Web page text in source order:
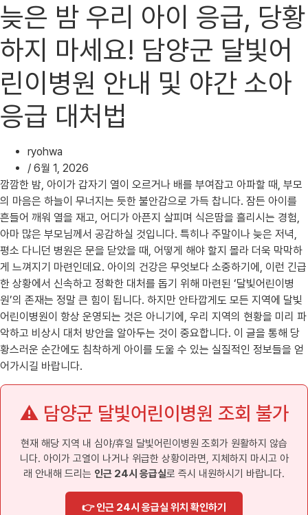
늦은 밤 우리 아이 응급, 당황
하지 마세요! 담양군 달빛어
린이병원 안내 및 야간 소아
응급 대처법
ryohwa
/ 6월 1, 2026
깜깜한 밤, 아이가 갑자기 열이 오르거나 배를 부여잡고 아파할 때, 부모
의 마음은 하늘이 무너지는 듯한 불안감으로 가득 찹니다. 잠든 아이를
흔들어 깨워 열을 재고, 어디가 아픈지 살피며 식은땀을 흘리시는 경험,
아마 많은 부모님께서 공감하실 것입니다. 특히나 주말이나 늦은 저녁,
평소 다니던 병원은 문을 닫았을 때, 어떻게 해야 할지 몰라 더욱 막막하
게 느껴지기 마련인데요. 아이의 건강은 무엇보다 소중하기에, 이런 긴급
한 상황에서 신속하고 정확한 대처를 돕기 위해 마련된 ‘달빛어린이병
원’의 존재는 정말 큰 힘이 됩니다. 하지만 안타깝게도 모든 지역에 달빛
어린이병원이 항상 운영되는 것은 아니기에, 우리 지역의 현황을 미리 파
악하고 비상시 대처 방안을 알아두는 것이 중요합니다. 이 글을 통해 당
황스러운 순간에도 침착하게 아이를 도울 수 있는 실질적인 정보들을 얻
어가시길 바랍니다.
⚠️ 담양군 달빛어린이병원 조회 불가
현재 해당 지역 내 심야/휴일 달빛어린이병원 조회가 원활하지 않습
니다. 아이가 고열이 나거나 위급한 상황이라면, 지체하지 마시고 아
래 안내해 드리는 인근 24시 응급실로 즉시 내원하시기 바랍니다.
👉 인근 24시 응급실 위치 확인하기